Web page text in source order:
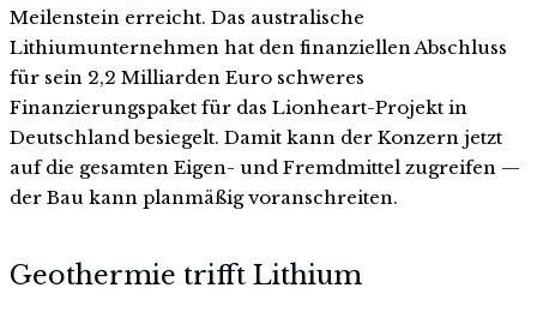
Meilenstein erreicht. Das australische
Lithiumunternehmen hat den finanziellen Abschluss
für sein 2,2 Milliarden Euro schweres
Finanzierungspaket für das Lionheart-Projekt in
Deutschland besiegelt. Damit kann der Konzern jetzt
auf die gesamten Eigen- und Fremdmittel zugreifen —
der Bau kann planmäßig voranschreiten.
Geothermie trifft Lithium